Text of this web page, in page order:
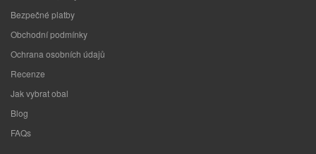
Bezpečné platby
Obchodní podmínky
Ochrana osobních údajů
Recenze
Jak vybrat obal
Blog
FAQs